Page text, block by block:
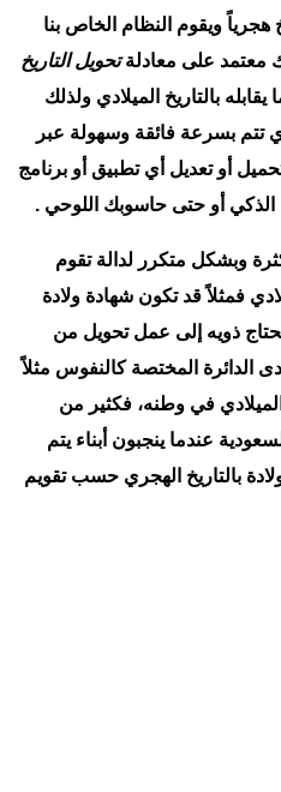
ويقوم النظام الخاص بنا
معتمد على معادلةتحويل التاريخ
بالتاريخ الميلادي ولذلك
تتم بسرعة فائقة وسهولة عبر
أو تعديل أي تطبيق أو برنامج
أو حتى حاسوبك اللوحي .
وبشكل متكرر لدالة تقوم
فمثلاً قد تكون شهادة ولادة
ذويه إلى عمل تحويل من
الدائرة المختصة كالنفوس مثلاً
الميلادي في وطنه، فكثير من
عندما ينجبون أبناء يتم
بالتاريخ الهجري حسب تقويم